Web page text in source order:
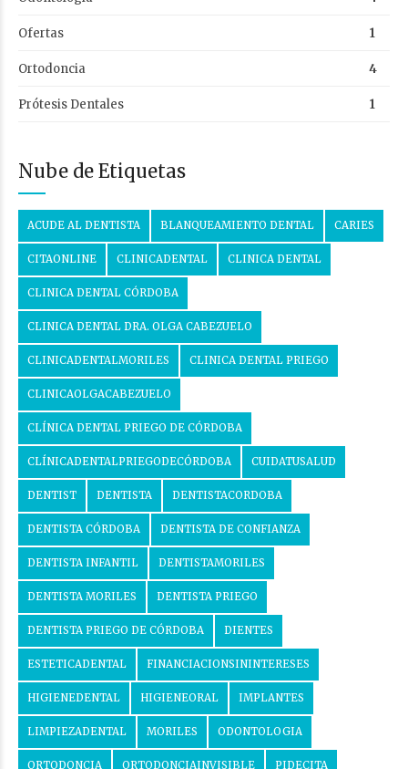
Ofertas 1
Ortodoncia 4
Prótesis Dentales 1
Nube de Etiquetas
ACUDE AL DENTISTA BLANQUEAMIENTO DENTAL CARIES
CITAONLINE CLINICADENTAL CLINICA DENTAL
CLINICA DENTAL CÓRDOBA
CLINICA DENTAL DRA. OLGA CABEZUELO
CLINICADENTALMORILES CLINICA DENTAL PRIEGO
CLINICAOLGACABEZUELO
CLÍNICA DENTAL PRIEGO DE CÓRDOBA
CLÍNICADENTALPRIEGODECÓRDOBA CUIDATUSALUD
DENTIST DENTISTA DENTISTACORDOBA
DENTISTA CÓRDOBA DENTISTA DE CONFIANZA
DENTISTA INFANTIL DENTISTAMORILES
DENTISTA MORILES DENTISTA PRIEGO
DENTISTA PRIEGO DE CÓRDOBA DIENTES
ESTETICADENTAL FINANCIACIONSININTERESES
HIGIENEDENTAL HIGIENEORAL IMPLANTES
LIMPIEZADENTAL MORILES ODONTOLOGIA
ORTODONCIA ORTODONCIAINVISIBLE PIDECITA